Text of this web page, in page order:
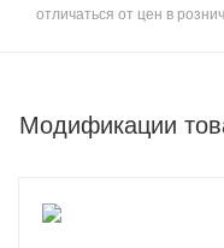
отличаться от цен в
Модификации